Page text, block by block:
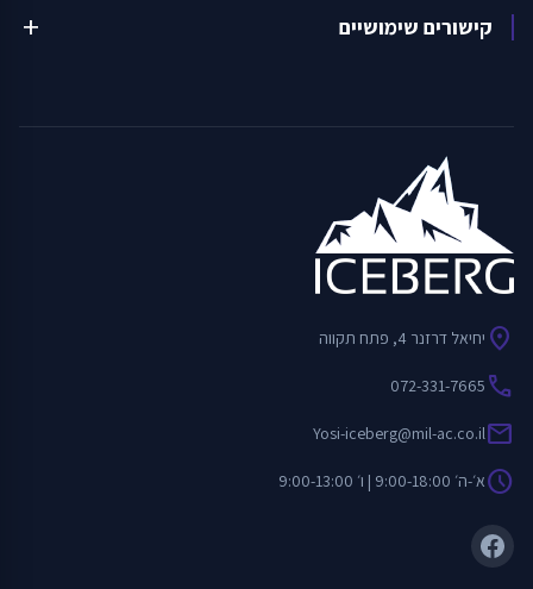
קישורים שימושיים add
location_on יחיאל דרזנר 4, פתח תקווה
call
072-331-7665
mail
Yosi-iceberg@mil-ac.co.il
scheduleא׳-ה׳ 9:00-18:00 | ו׳ 9:00-13:00